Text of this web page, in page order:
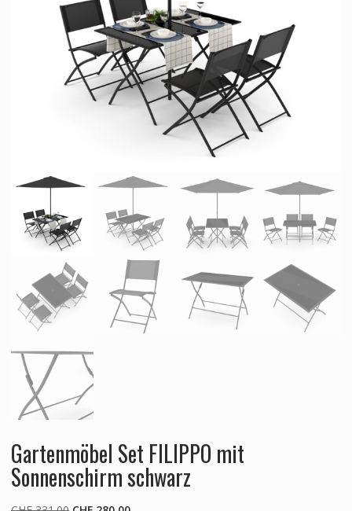
Gartenmöbel Set FILIPPO mit
Sonnenschirm schwarz